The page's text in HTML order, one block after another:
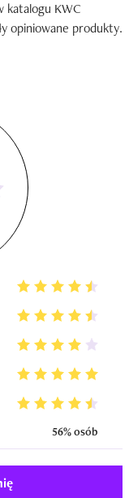
katalogu KWC
opiniowane produkty.
56% osób